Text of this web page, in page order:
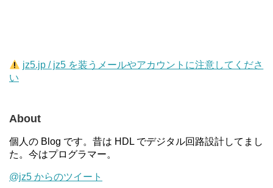
jz5.jp / jz5 を装うメールやアカウントに注意してくださ
い
About
個人の Blog です。昔は HDL でデジタル回路設計してまし
た。今はプログラマー。
@jz5 からのツイート